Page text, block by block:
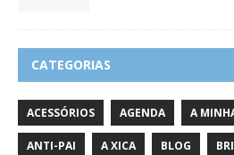
CATEGORIAS
ACESSÓRIOS AGENDA A
ANTI-PAI A XICA BLOG